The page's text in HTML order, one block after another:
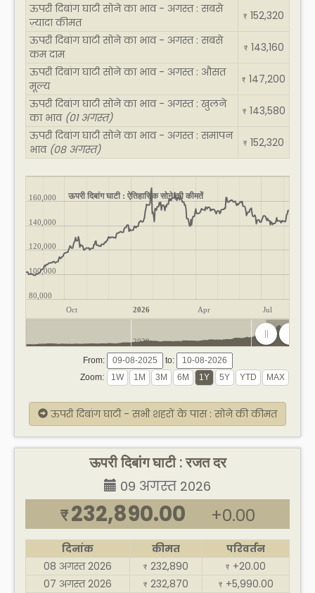
ऊपरी दिबांग घाटी सोने का भाव - अगस्त : सबसे
ज़्यादा कीमत
₹ 152,320
ऊपरी दिबांग घाटी सोने का भाव - अगस्त : सबसे
कम दाम
₹ 143,160
ऊपरी दिबांग घाटी सोने का भाव - अगस्त : औसत
मूल्य
₹ 147,200
ऊपरी दिबांग घाटी सोने का भाव - अगस्त : खुलने
का भाव (01 अगस्त) ₹ 143,580
ऊपरी दिबांग घाटी सोने का भाव - अगस्त : समापन
भाव (08 अगस्त) ₹ 152,320
ऊपरी दिबांग घाटी : ऐतिहासिक सोने की कीमतें
Oct 2026 Apr Jul
80,000
100,000
120,000
140,000
160,000
2020 2025
From:
to:
Zoom:
ऊपरी दिबांग घाटी - सभी शहरों के पास : सोने की कीमत
ऊपरी दिबांग घाटी : रजत दर
09 अगस्त 2026
₹ 232,890.00 +0.00
दिनांक कीमत
परिवर्तन
08 अगस्त 2026
₹ 232,890 ₹ +20.00
07 अगस्त 2026
₹ 232,870 ₹ +5,990.00